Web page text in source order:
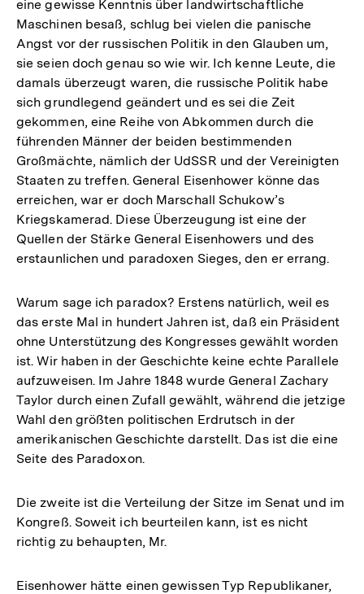
eine gewisse Kenntnis über landwirtschaftliche
Maschinen besaß, schlug bei vielen die panische
Angst vor der russischen Politik in den Glauben um,
sie seien doch genau so wie wir. Ich kenne Leute, die
damals überzeugt waren, die russische Politik habe
sich grundlegend geändert und es sei die Zeit
gekommen, eine Reihe von Abkommen durch die
führenden Männer der beiden bestimmenden
Großmächte, nämlich der UdSSR und der Vereinigten
Staaten zu treffen. General Eisenhower könne das
erreichen, war er doch Marschall Schukow’s
Kriegskamerad. Diese Überzeugung ist eine der
Quellen der Stärke General Eisenhowers und des
erstaunlichen und paradoxen Sieges, den er errang.
Warum sage ich paradox? Erstens natürlich, weil es
das erste Mal in hundert Jahren ist, daß ein Präsident
ohne Unterstützung des Kongresses gewählt worden
ist. Wir haben in der Geschichte keine echte Parallele
aufzuweisen. Im Jahre 1848 wurde General Zachary
Taylor durch einen Zufall gewählt, während die jetzige
Wahl den größten politischen Erdrutsch in der
amerikanischen Geschichte darstellt. Das ist die eine
Seite des Paradoxon.
Die zweite ist die Verteilung der Sitze im Senat und im
Kongreß. Soweit ich beurteilen kann, ist es nicht
richtig zu behaupten, Mr.
Eisenhower hätte einen gewissen Typ Republikaner,